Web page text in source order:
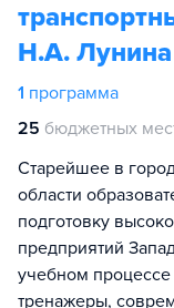
Н.А. Лунина
1 программа
25 бюджетных
Старейшее в
области
подготовку
предприятий
учебном процессе
тренажеры,